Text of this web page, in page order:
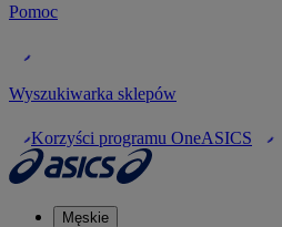
Pomoc
Wyszukiwarka sklepów
Korzyści programu OneASICS
Męskie